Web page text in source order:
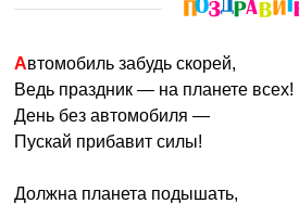
Автомобиль забудь скорей,
Ведь праздник — на планете всех!
День без автомобиля —
Пускай прибавит силы!
Должна планета подышать,